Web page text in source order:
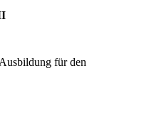
für den